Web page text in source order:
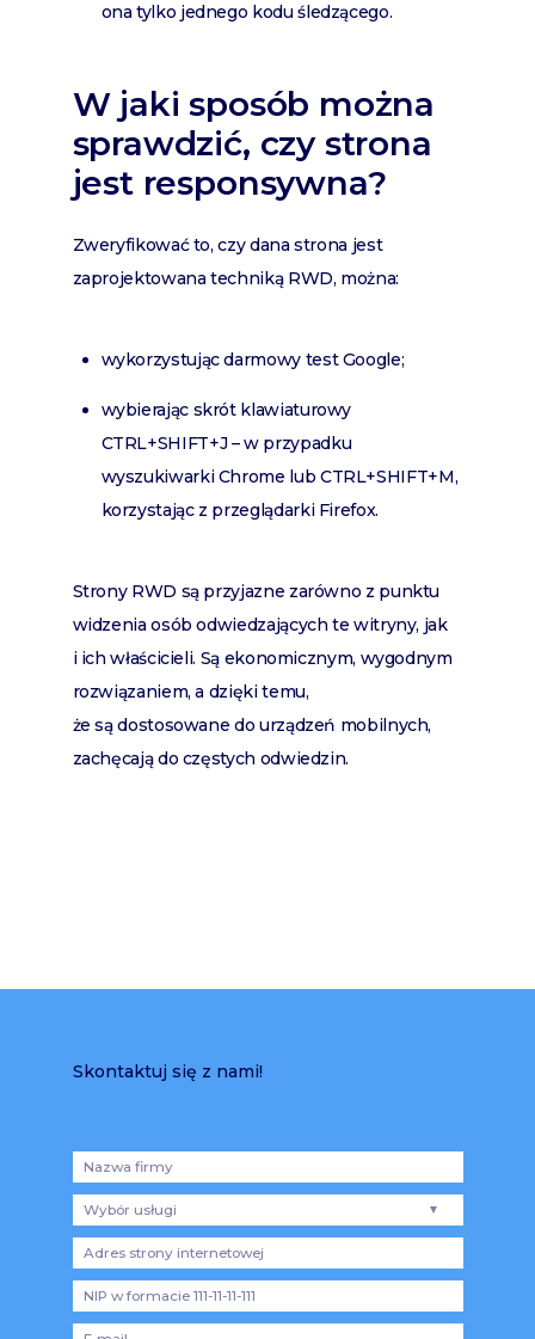
ona tylko jednego kodu śledzącego.
W jaki sposób można
sprawdzić, czy strona
jest responsywna?
Zweryfikować to, czy dana strona jest
zaprojektowana techniką RWD, można:
wykorzystując darmowy test Google;
wybierając skrót klawiaturowy
CTRL+SHIFT+J – w przypadku
wyszukiwarki Chrome lub CTRL+SHIFT+M,
korzystając z przeglądarki Firefox.
Strony RWD są przyjazne zarówno z punktu
widzenia osób odwiedzających te witryny, jak
i ich właścicieli. Są ekonomicznym, wygodnym
rozwiązaniem, a dzięki temu,
że są dostosowane do urządzeń mobilnych,
zachęcają do częstych odwiedzin.
Skontaktuj się z nami!